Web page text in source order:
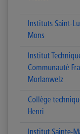
Instituts Saint-
Mons
Institut
Communauté
Morlanwelz
Collège
Henri